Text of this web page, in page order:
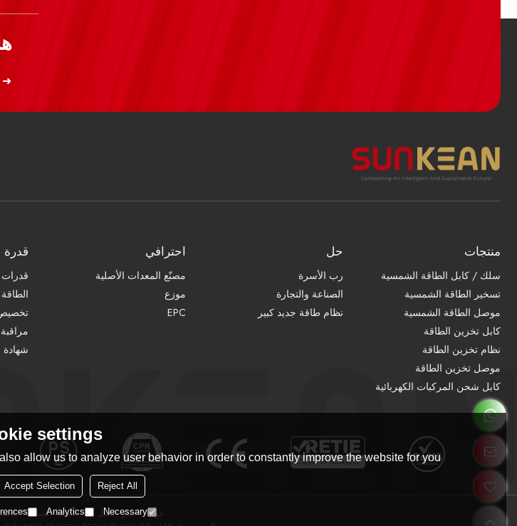
منتجات
سلك / كابل الطاقة الشمسية
تسخير الطاقة الشمسية
موصل الطاقة الشمسية
كابل تخزين الطاقة
نظام تخزين الطاقة
موصل تخزين الطاقة
كابل شحن المركبات الكهربائية
حل
رب الأسرة
الصناعة والتجارة
نظام طاقة جديد كبير
احترافي
مصنّع المعدات الأصلية
موزع
EPC
قدرة
قدرات
الطاقة
شهادة
حولنا أخبار اتصل بنا الأسئلة الشائعة
settings
allow us to analyze user behavior in order to constantly improve the website for you.
Reject All
Accept Selection
Necessary
Analytics